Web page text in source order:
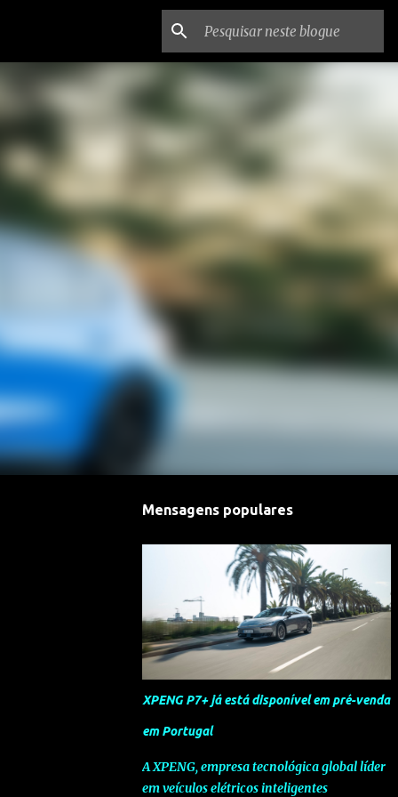
Mensagens populares
XPENG P7+ já está disponível em pré-venda
em Portugal
A XPENG, empresa tecnológica global líder
em veículos elétricos inteligentes